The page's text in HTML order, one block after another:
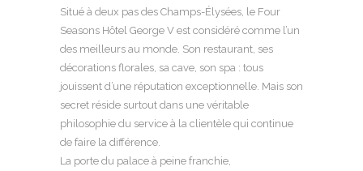
Situé à deux pas des Champs-Élysées, le Four
Seasons Hôtel George V est considéré comme l’un
des meilleurs au monde. Son restaurant, ses
décorations florales, sa cave, son spa : tous
jouissent d’une réputation exceptionnelle. Mais son
secret réside surtout dans une véritable
philosophie du service à la clientèle qui continue
de faire la différence.
La porte du palace à peine franchie,